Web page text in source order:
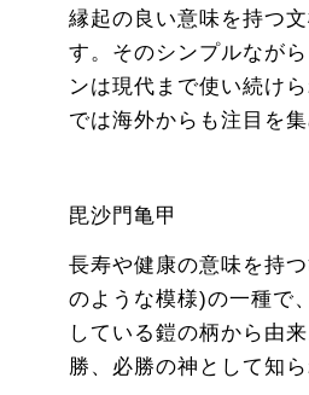
縁起の良い意味を持つ
す。そのシンプルなが
ンは現代まで使い続け
では海外からも注目を集
毘沙門亀甲
長寿や健康の意味を持
のような模様)の一種で
している鎧の柄から由
勝、必勝の神として知ら